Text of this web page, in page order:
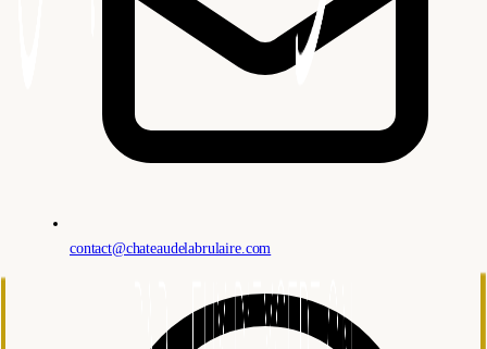
contact@chateaudelabrulaire.com